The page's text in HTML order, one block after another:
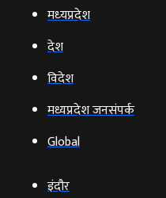
मध्‍यप्रदेश
देश
विदेश
मध्यप्रदेश जनसंपर्क
Global
इंदौर